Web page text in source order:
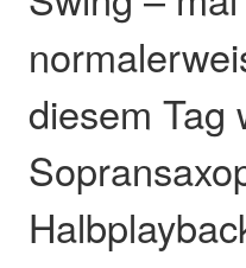
diesem Tag